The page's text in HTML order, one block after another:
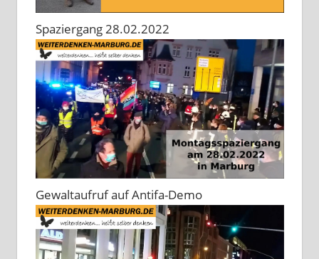
Spaziergang 28.02.2022
Gewaltaufruf auf Antifa-Demo